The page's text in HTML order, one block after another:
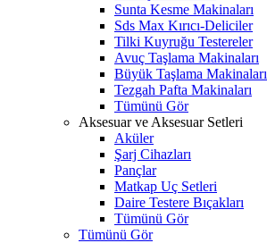
Sunta Kesme Makinaları
Sds Max Kırıcı-Deliciler
Tilki Kuyruğu Testereler
Avuç Taşlama Makinaları
Büyük Taşlama Makinaları
Tezgah Pafta Makinaları
Tümünü Gör
Aksesuar ve Aksesuar Setleri
Aküler
Şarj Cihazları
Pançlar
Matkap Uç Setleri
Daire Testere Bıçakları
Tümünü Gör
Tümünü Gör